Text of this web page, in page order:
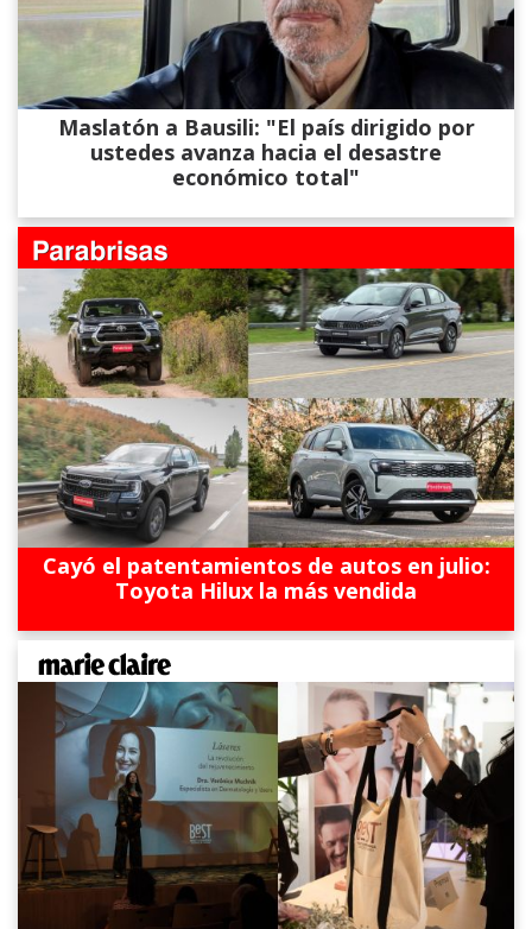
Maslatón a Bausili: "El país dirigido por
ustedes avanza hacia el desastre
económico total"
Cayó el patentamientos de autos en julio:
Toyota Hilux la más vendida